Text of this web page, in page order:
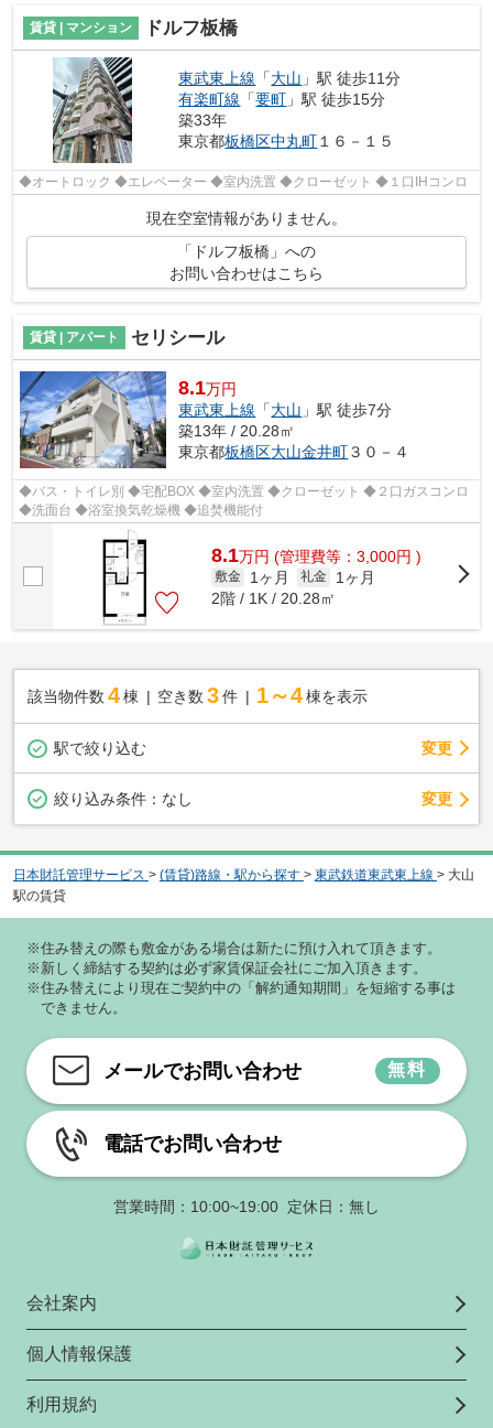
賃貸 | マンション ドルフ板橋
東武東上線 「大山 」駅 徒歩11分
有楽町線 「要町 」駅 徒歩15分
築33年
東京都板橋区中丸町１６－１５
◆オートロック ◆エレベーター ◆室内洗置 ◆クローゼット ◆１口IHコンロ
現在空室情報がありません。
「ドルフ板橋」への
お問い合わせはこちら
賃貸 | アパート セリシール
8.1万円
東武東上線 「大山 」駅 徒歩7分
築13年 / 20.28㎡
東京都板橋区大山金井町３０－４
◆バス・トイレ別 ◆宅配BOX ◆室内洗置 ◆クローゼット ◆２口ガスコンロ
◆洗面台 ◆浴室換気乾燥機 ◆追焚機能付
8.1万円 (管理費等：3,000円 )
敷金 1ヶ月 礼金
1ヶ月
2階 / 1K / 20.28㎡
該当物件数 4棟 空き数 3 件 1～4 棟を表示
駅で絞り込む 変更
絞り込み条件： なし 変更
日本財託管理サービス > (賃貸)路線・駅から探す > 東武鉄道東武東上線 > 大山
駅の賃貸
※住み替えの際も敷金がある場合は新たに預け入れて頂きます。
※新しく締結する契約は必ず家賃保証会社にご加入頂きます。
※住み替えにより現在ご契約中の「解約通知期間」を短縮する事は
できません。
メールでお問い合わせ 無料
電話でお問い合わせ
営業時間：10:00~19:00 定休日：無し
会社案内
個人情報保護
利用規約